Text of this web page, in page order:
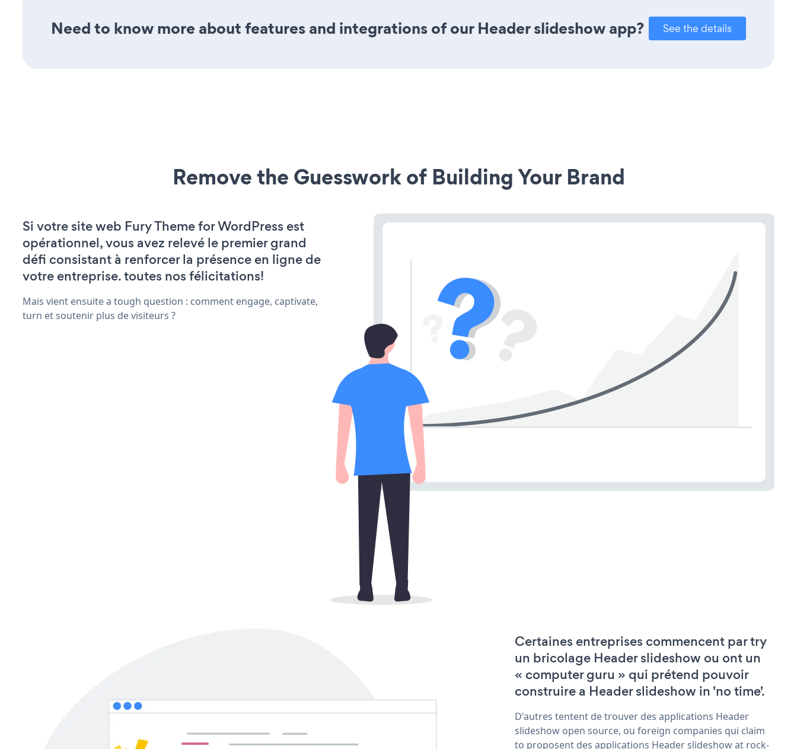
Need to know more about features and integrations of our Header slideshow app? See the details
Remove the Guesswork of Building Your Brand
Si votre site web Fury Theme for WordPress est
opérationnel, vous avez relevé le premier grand
défi consistant à renforcer la présence en ligne de
votre entreprise. toutes nos félicitations!
Mais vient ensuite a tough question : comment engage, captivate,
turn et soutenir plus de visiteurs ?
Certaines entreprises commencent par try
un bricolage Header slideshow ou ont un
« computer guru » qui prétend pouvoir
construire a Header slideshow in 'no time'.
D'autres tentent de trouver des applications Header
slideshow open source, ou foreign companies qui claim
to proposent des applications Header slideshow at rock-